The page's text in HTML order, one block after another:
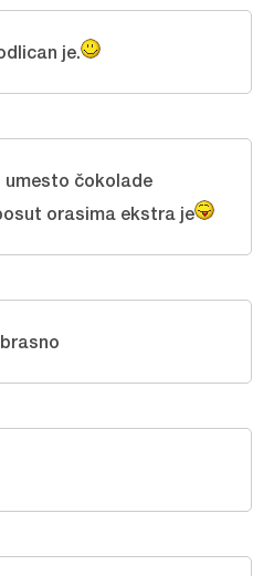
je.
umesto čokolade
orasima ekstra je